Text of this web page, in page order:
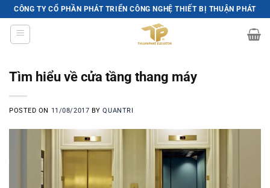
Skip
to
content
CÔNG TY CỔ PHẦN PHÁT TRIỂN CÔNG NGHỆ THIẾT BỊ THUẬN PHÁT
Tìm hiểu về cửa tầng thang máy
POSTED ON 11/08/2017 BYQUANTRI